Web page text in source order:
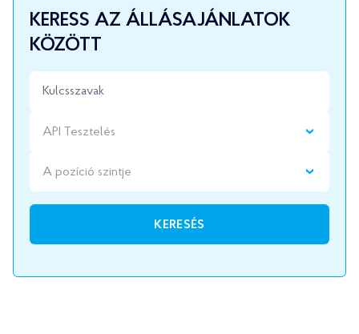
KERESS AZ ÁLLÁSAJÁNLATOK
KÖZÖTT
API Tesztelés
A pozíció szintje
KERESÉS